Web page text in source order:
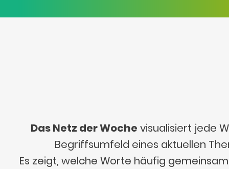
Das Netz der Woche visualisiert jede
Begriffsumfeld eines aktuellen
Es zeigt, welche Worte häufig